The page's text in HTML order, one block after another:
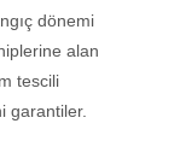
dönemi
alan
tescili
garantiler.